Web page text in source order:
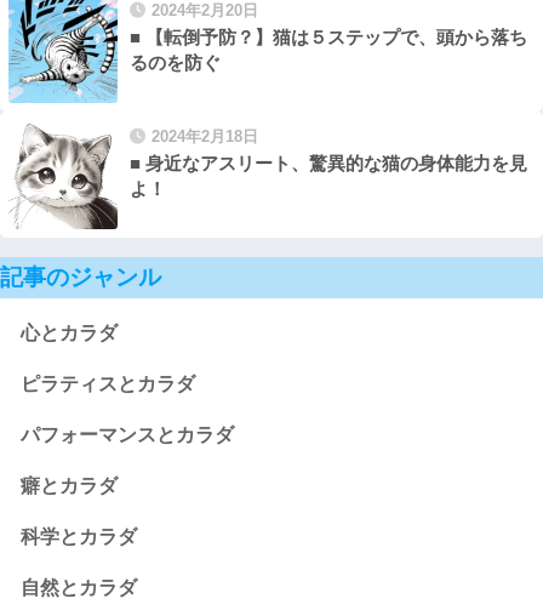
2024年2月20日
■ 【転倒予防？】猫は５ステップで、頭から落ち
るのを防ぐ
2024年2月18日
■ 身近なアスリート、驚異的な猫の身体能力を見
よ！
記事のジャンル
心とカラダ
ピラティスとカラダ
パフォーマンスとカラダ
癖とカラダ
科学とカラダ
自然とカラダ